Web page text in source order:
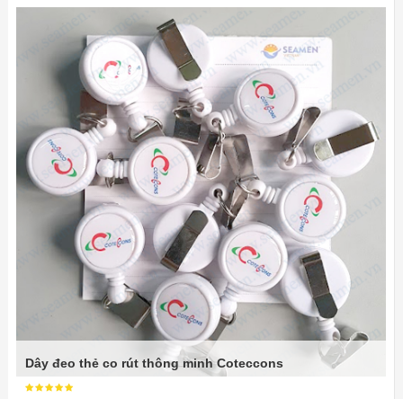
Dây đeo thẻ co rút thông minh Coteccons